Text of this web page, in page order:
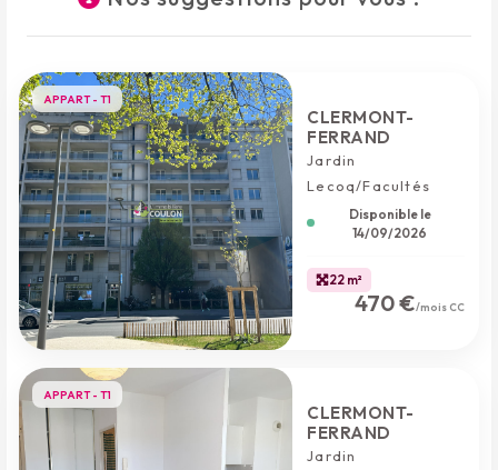
APPART - T1
CLERMONT-
FERRAND
Jardin
Lecoq/Facultés
Disponible le
14/09/2026
22 m²
470 €/mois CC
APPART - T1
CLERMONT-
FERRAND
Jardin